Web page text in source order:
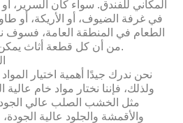
المكاني للفندق. سواء كان السرير،
في غرفة الضيوف، أو الأريكة، أو
الطعام في المنطقة العامة، فسوف
من أن كل قطعة أثاث يمكن أن تلبي احتياجات العملاء.
نحن ندرك جيدًا أهمية اختيار
ولذلك، فإننا نختار مواد خام
مثل الخشب الصلب عالي الجودة،
والأقمشة والجلود عالية